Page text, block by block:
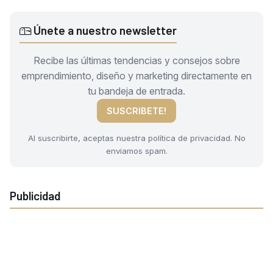
Únete a nuestro newsletter
Recibe las últimas tendencias y consejos sobre
emprendimiento, diseño y marketing directamente en
tu bandeja de entrada.
SUSCRIBETE!
Al suscribirte, aceptas nuestra política de privacidad. No
enviamos spam.
Publicidad